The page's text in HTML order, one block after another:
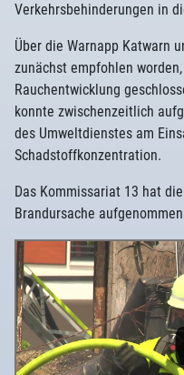
Verkehrsbehinderungen in
Über die Warnapp Katwarn
zunächst empfohlen
Rauchentwicklung
konnte zwischenzeitlich
des Umweltdienstes am
Schadstoffkonzentration.
Das Kommissariat 13 hat
Brandursache